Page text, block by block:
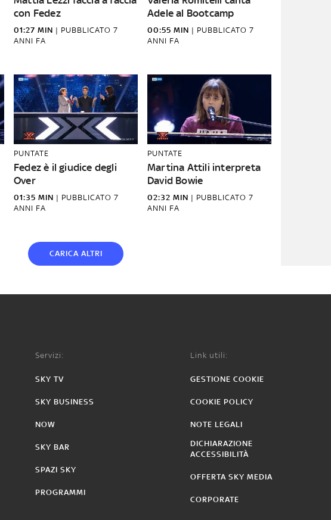
con Fedez
01:27 MIN | PUBBLICATO 7
ANNI FA
Adele al Bootcamp
00:55 MIN | PUBBLICATO 7
ANNI FA
PUNTATE
Fedez è il giudice degli
Over
01:35 MIN | PUBBLICATO 7
ANNI FA
PUNTATE
Martina Attili interpreta
David Bowie
02:32 MIN | PUBBLICATO 7
ANNI FA
CARICA ALTRI
Servizi:
SKY TV
SKY BUSINESS
NOW
SKY BAR
SPAZI SKY
PROGRAMMI
Link utili:
GESTIONE COOKIE
COOKIE POLICY
NOTE LEGALI
DICHIARAZIONE
ACCESSIBILITÀ
OFFERTA SKY MEDIA
CORPORATE